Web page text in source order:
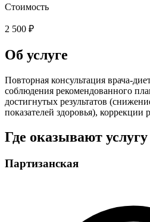
Стоимость
2 500 ₽
Об услуге
Повторная консультация врача-
соблюдения рекомендованного
достигнутых результатов
показателей здоровья),
Где оказывают услугу
Партизанская